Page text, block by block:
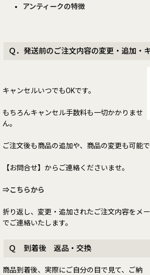
アンティークの特徴
Ｑ．発送前のご注文内容の変更・追加・
キャンセルいつでもOKです。
もちろんキャンセル手数料も一切かかりませ
ん。
ご注文後も商品の追加や、商品の変更も可能で
【お問合せ】からご連絡くださいませ。
⇒こちらから
折り返し、変更・追加されたご注文内容をメ
でご連絡いたします。
Ｑ 到着後 返品・交換
商品到着後、実際にご自分の目で見て、ご納